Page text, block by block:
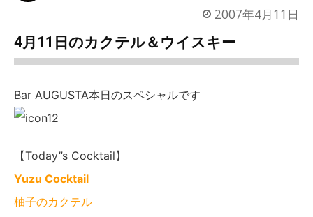
2007年4月11日
4月11日のカクテル＆ウイスキー
Bar AUGUSTA本日のスペシャルです
【Today”s Cocktail】
Yuzu Cocktail
柚子のカクテル